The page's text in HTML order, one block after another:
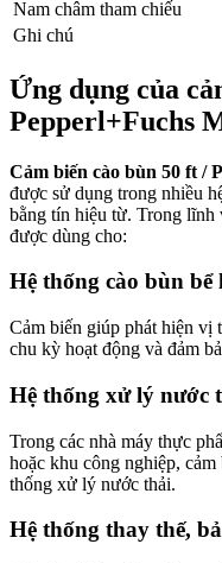
Nam châm tham chiếu
Ghi chú
Ứng dụng của
Pepperl+Fuchs
Cảm biến cào bùn 50 ft /
được sử dụng trong nhiều
bằng tín hiệu từ. Trong
được dùng cho:
Hệ thống cào bùn bể
Cảm biến giúp phát hiện vị
chu kỳ hoạt động và đảm
Hệ thống xử lý nước
Trong các nhà máy thực
hoặc khu công nghiệp,
thống xử lý nước thải.
Hệ thống thay thế,